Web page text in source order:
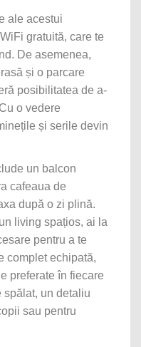
ale acestui
gratuită, care te
De asemenea,
și o parcare
posibilitatea de a-
o vedere
și serile devin
un balcon
cafeaua de
după o zi plină.
living spațios, ai la
pentru a te
complet echipată,
preferate în fiecare
spălat, un detaliu
sau pentru